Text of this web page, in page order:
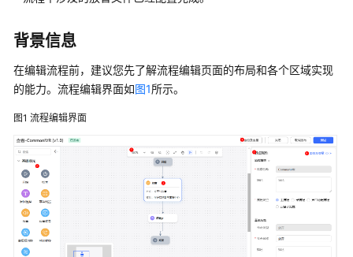
指
控
制
台
作
南
租
户
背景信息
在编辑流程前，建议您先了解流程编辑页面的布局和各个区域实现
的能力。流程编辑界面如图1所示。
图1 流程编辑界面